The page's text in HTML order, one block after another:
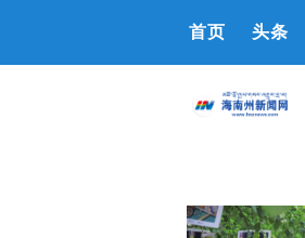
首页 头条